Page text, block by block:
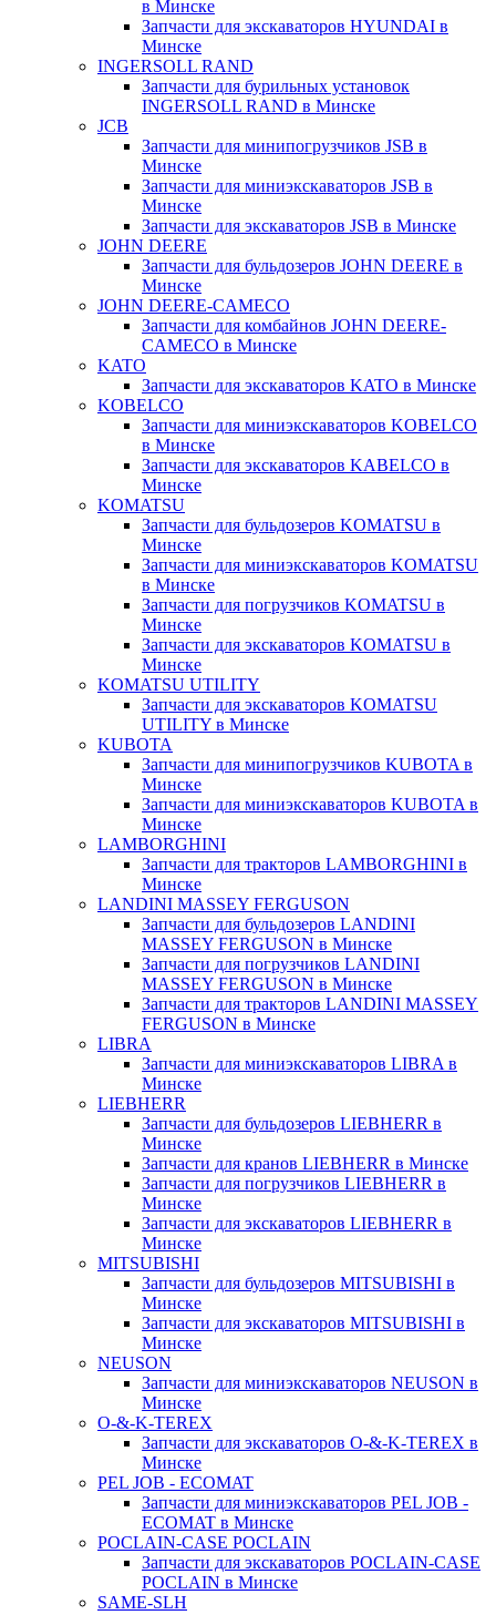
в Минске
Запчасти для экскаваторов HYUNDAI в
Минске
INGERSOLL RAND
Запчасти для бурильных установок
INGERSOLL RAND в Минске
JCB
Запчасти для минипогрузчиков JSB в
Минске
Запчасти для миниэкскаваторов JSB в
Минске
Запчасти для экскаваторов JSB в Минске
JOHN DEERE
Запчасти для бульдозеров JOHN DEERE в
Минске
JOHN DEERE-CAMECO
Запчасти для комбайнов JOHN DEERE-
CAMECO в Минске
KATO
Запчасти для экскаваторов KATO в Минске
KOBELCO
Запчасти для миниэкскаваторов KOBELCO
в Минске
Запчасти для экскаваторов KABELCO в
Минске
KOMATSU
Запчасти для бульдозеров KOMATSU в
Минске
Запчасти для миниэкскаваторов KOMATSU
в Минске
Запчасти для погрузчиков KOMATSU в
Минске
Запчасти для экскаваторов KOMATSU в
Минске
KOMATSU UTILITY
Запчасти для экскаваторов KOMATSU
UTILITY в Минске
KUBOTA
Запчасти для минипогрузчиков KUBOTA в
Минске
Запчасти для миниэкскаваторов KUBOTA в
Минске
LAMBORGHINI
Запчасти для тракторов LAMBORGHINI в
Минске
LANDINI MASSEY FERGUSON
Запчасти для бульдозеров LANDINI
MASSEY FERGUSON в Минске
Запчасти для погрузчиков LANDINI
MASSEY FERGUSON в Минске
Запчасти для тракторов LANDINI MASSEY
FERGUSON в Минске
LIBRA
Запчасти для миниэкскаваторов LIBRA в
Минске
LIEBHERR
Запчасти для бульдозеров LIEBHERR в
Минске
Запчасти для кранов LIEBHERR в Минске
Запчасти для погрузчиков LIEBHERR в
Минске
Запчасти для экскаваторов LIEBHERR в
Минске
MITSUBISHI
Запчасти для бульдозеров MITSUBISHI в
Минске
Запчасти для экскаваторов MITSUBISHI в
Минске
NEUSON
Запчасти для миниэкскаваторов NEUSON в
Минске
O-&-K-TEREX
Запчасти для экскаваторов O-&-K-TEREX в
Минске
PEL JOB - ECOMAT
Запчасти для миниэкскаваторов PEL JOB -
ECOMAT в Минске
POCLAIN-CASE POCLAIN
Запчасти для экскаваторов POCLAIN-CASE
POCLAIN в Минске
SAME-SLH